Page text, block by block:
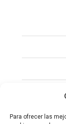
Para ofrecer las